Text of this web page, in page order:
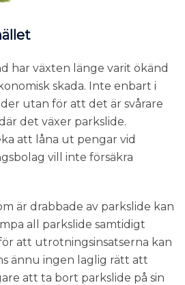
har växten länge varit ökänd
skada. Inte enbart i
utan för att det är svårare
det växer parkslide.
att låna ut pengar vid
vill inte försäkra
är drabbade av parkslide kan
all parkslide samtidigt
att utrotningsinsatserna kan
ännu ingen laglig rätt att
att ta bort parkslide på sin